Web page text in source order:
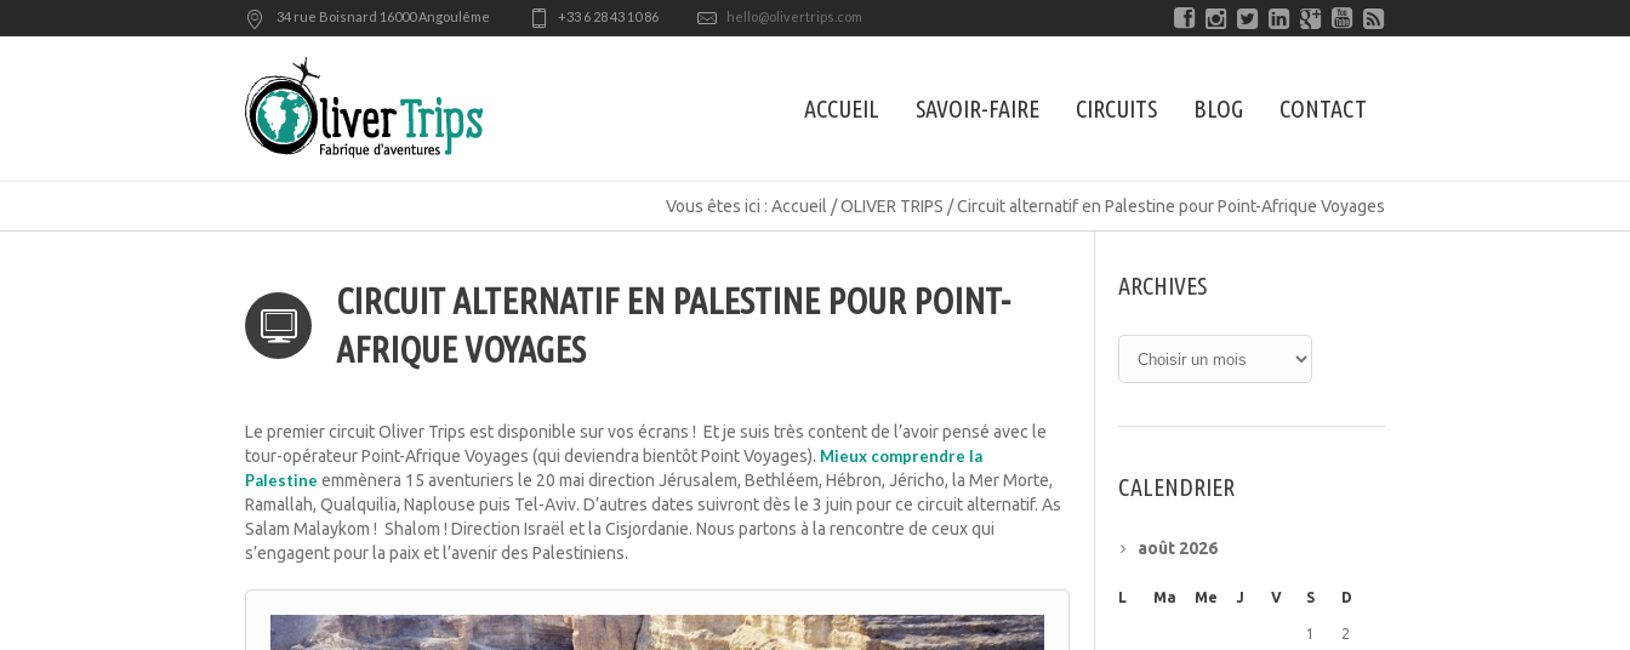
34 rue Boisnard 16000 Angoulême +33 6 28 43 10 86 hello@olivertrips.com
ACCUEIL SAVOIR-FAIRE CIRCUITS BLOG CONTACT
Vous êtes ici : Accueil /OLIVER TRIPS /Circuit alternatif en Palestine pour Point-Afrique Voyages
CIRCUIT ALTERNATIF EN PALESTINE POUR POINT-
AFRIQUE VOYAGES
Le premier circuit Oliver Trips est disponible sur vos écrans ! Et je suis très content de l’avoir pensé avec le
tour-opérateur Point-Afrique Voyages (qui deviendra bientôt Point Voyages). Mieux comprendre la
Palestine emmènera 15 aventuriers le 20 mai direction Jérusalem, Bethléem, Hébron, Jéricho, la Mer Morte,
Ramallah, Qualquilia, Naplouse puis Tel-Aviv. D’autres dates suivront dès le 3 juin pour ce circuit alternatif. As
Salam Malaykom ! Shalom ! Direction Israël et la Cisjordanie. Nous partons à la rencontre de ceux qui
s’engagent pour la paix et l’avenir des Palestiniens.
ARCHIVES
CALENDRIER
août 2026
L Ma Me J V S D
1 2